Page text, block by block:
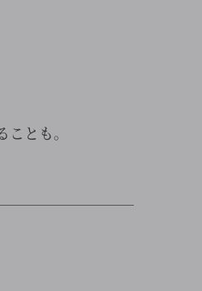
とも。
￣￣￣￣￣￣￣￣